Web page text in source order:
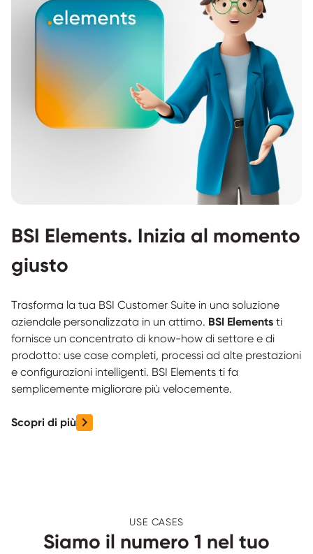
BSI Elements. Inizia al momento
giusto
Trasforma la tua BSI Customer Suite in una soluzione
aziendale personalizzata in un attimo. BSI Elements ti
fornisce un concentrato di know-how di settore e di
prodotto: use case completi, processi ad alte prestazioni
e configurazioni intelligenti. BSI Elements ti fa
semplicemente migliorare più velocemente.
Scopri di più
USE CASES
Siamo il numero 1 nel tuo